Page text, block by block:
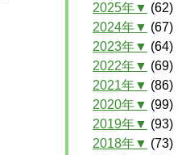
2025年▼ (62)
2024年▼ (67)
2023年▼ (64)
2022年▼ (69)
2021年▼ (86)
2020年▼ (99)
2019年▼ (93)
2018年▼ (73)